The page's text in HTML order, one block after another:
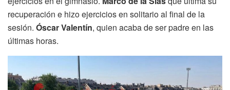
recuperación e hizo ejercicios en solitario al final de la
sesión. Óscar Valentín, quien acaba de ser padre en las
últimas horas.